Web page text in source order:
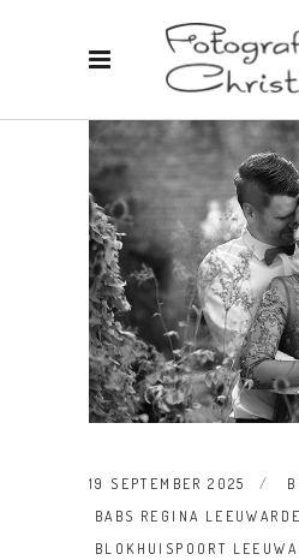
19 SEPTEMBER 2025
BABS REGINA
BLOKHUISPOORT